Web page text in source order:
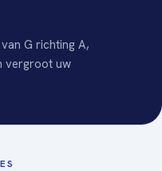
G richting A,
vergroot uw